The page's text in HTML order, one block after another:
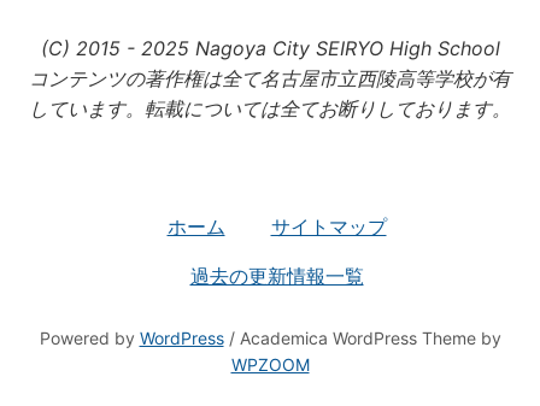
(C) 2015 - 2025 Nagoya City SEIRYO High School
コンテンツの著作権は全て名古屋市立西陵高等学校が有
しています。転載については全てお断りしております。
ホーム サイトマップ
過去の更新情報一覧
Powered by WordPress/ Academica WordPress Theme by
WPZOOM